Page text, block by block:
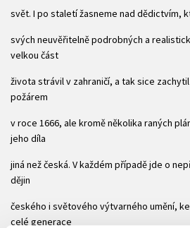
svět. I po staletí žasneme nad dědictvím,
svých neuvěřitelně podrobných a
velkou část
života strávil v zahraničí, a tak sice
požárem
v roce 1666, ale kromě několika raných
jeho díla
jiná než česká. V každém případě jde o
dějin
českého i světového výtvarného umění,
celé generace